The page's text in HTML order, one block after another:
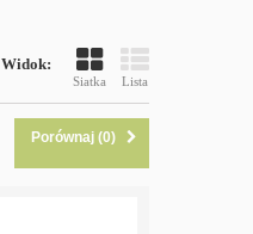
Widok:
Siatka Lista
Porównaj (0)